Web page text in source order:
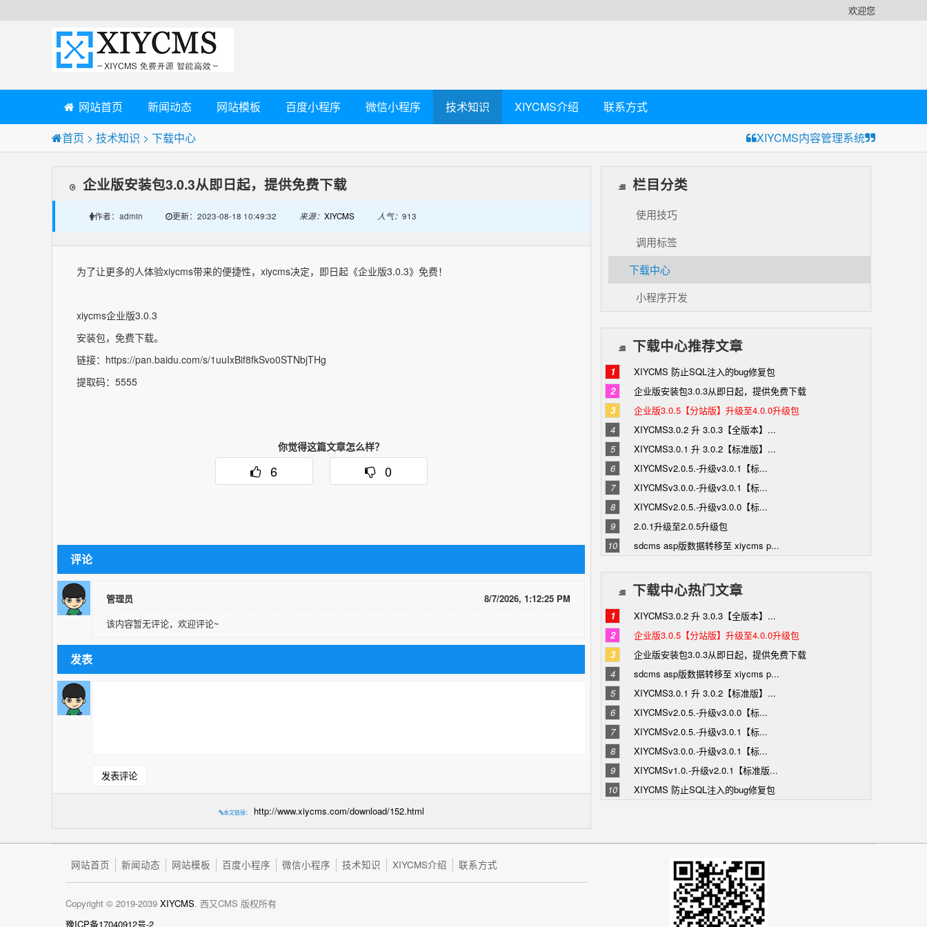
欢迎您
网站首页 新闻动态 网站模板 百度小程序 微信小程序 技术知识 XIYCMS介绍
联系方式
首页 > 技术知识 > 下载中心 XIYCMS内容管理系统
企业版安装包3.0.3从即日起，提供免费下载
作者： admin 更新： 2023-08-18 10:49:32 来源： XIYCMS 人气： 913
为了让更多的人体验xiycms带来的便捷性，xiycms决定，即日起《企业版3.0.3》免费！
xiycms企业版3.0.3
安装包，免费下载。
链接：https://pan.baidu.com/s/1uuIxBif8fkSvo0STNbjTHg
提取码：5555
你觉得这篇文章怎么样？
6 0
评论
8/7/2026, 1:12:25 PM
管理员
该内容暂无评论，欢迎评论~
发表
本文链接： http://www.xiycms.com/download/152.html
栏目分类
使用技巧
调用标签
下载中心
小程序开发
下载中心推荐文章
1
XIYCMS 防止SQL注入的bug修复包
2
企业版安装包3.0.3从即日起，提供免费下载
3
企业版3.0.5【分站版】升级至4.0.0升级包
4
XIYCMS3.0.2 升 3.0.3【全版本】...
5
XIYCMS3.0.1 升 3.0.2【标准版】...
6
XIYCMSv2.0.5.-升级v3.0.1【标...
7
XIYCMSv3.0.0.-升级v3.0.1【标...
8
XIYCMSv2.0.5.-升级v3.0.0【标...
9
2.0.1升级至2.0.5升级包
10
sdcms asp版数据转移至 xiycms p...
下载中心热门文章
1
XIYCMS3.0.2 升 3.0.3【全版本】...
2
企业版3.0.5【分站版】升级至4.0.0升级包
3
企业版安装包3.0.3从即日起，提供免费下载
4
sdcms asp版数据转移至 xiycms p...
5
XIYCMS3.0.1 升 3.0.2【标准版】...
6
XIYCMSv2.0.5.-升级v3.0.0【标...
7
XIYCMSv2.0.5.-升级v3.0.1【标...
8
XIYCMSv3.0.0.-升级v3.0.1【标...
9
XIYCMSv1.0.-升级v2.0.1【标准版...
10
XIYCMS 防止SQL注入的bug修复包
网站首页 新闻动态 网站模板 百度小程序 微信小程序 技术知识 XIYCMS介绍 联系方式
Copyright © 2019-2039XIYCMS. 西又CMS 版权所有
豫ICP备17040912号-2